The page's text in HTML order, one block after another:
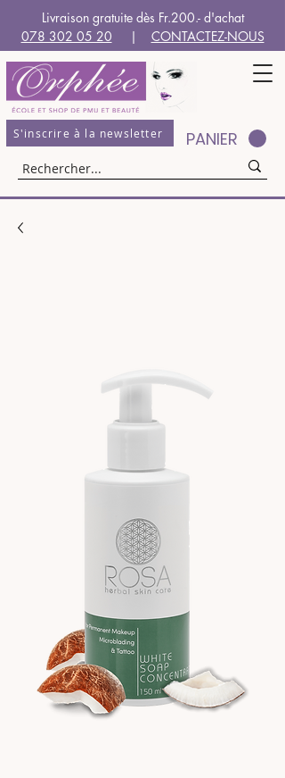
Livraison gratuite dès Fr.200.- d'achat
078 302 05 20 | CONTACTEZ-NOUS
S'inscrire à la newsletter PANIER